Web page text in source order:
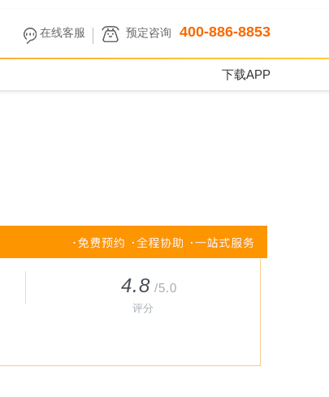
在线客服 预定咨询 400-886-8853
下载APP
4.8 /5.0
评分